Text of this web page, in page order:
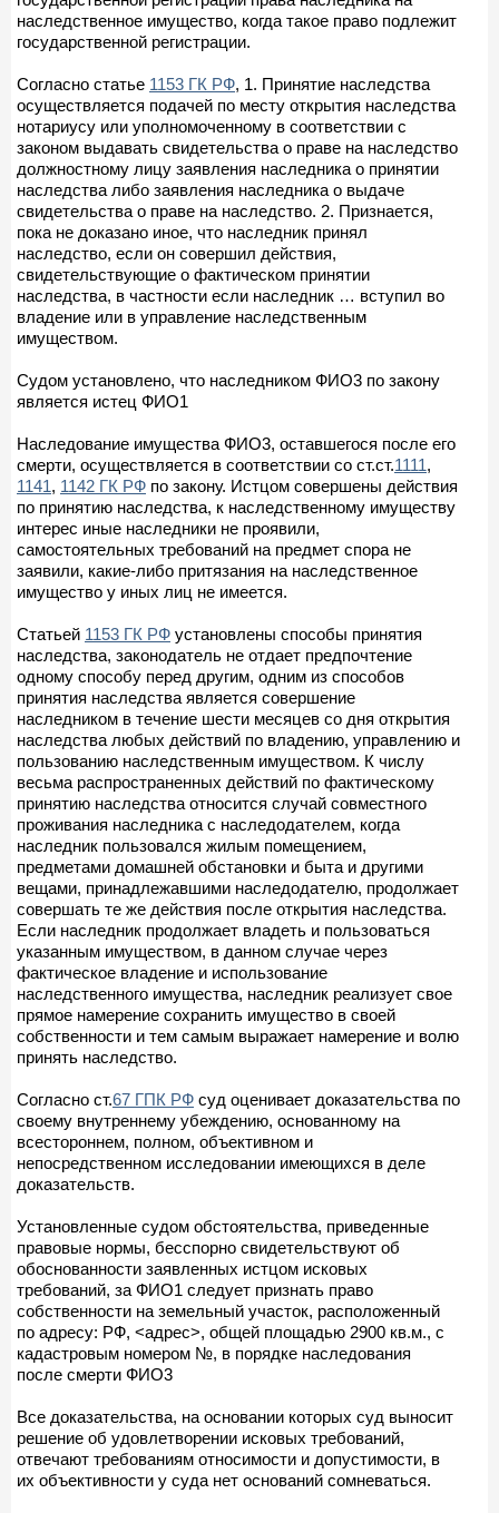
наследственное имущество, когда такое право подлежит
государственной регистрации.
Согласно статье 1153 ГК РФ, 1. Принятие наследства
осуществляется подачей по месту открытия наследства
нотариусу или уполномоченному в соответствии с
законом выдавать свидетельства о праве на наследство
должностному лицу заявления наследника о принятии
наследства либо заявления наследника о выдаче
свидетельства о праве на наследство. 2. Признается,
пока не доказано иное, что наследник принял
наследство, если он совершил действия,
свидетельствующие о фактическом принятии
наследства, в частности если наследник … вступил во
владение или в управление наследственным
имуществом.
Судом установлено, что наследником ФИО3 по закону
является истец ФИО1
Наследование имущества ФИО3, оставшегося после его
смерти, осуществляется в соответствии со ст.ст.1111,
1141, 1142 ГК РФ по закону. Истцом совершены действия
по принятию наследства, к наследственному имуществу
интерес иные наследники не проявили,
самостоятельных требований на предмет спора не
заявили, какие-либо притязания на наследственное
имущество у иных лиц не имеется.
Статьей 1153 ГК РФ установлены способы принятия
наследства, законодатель не отдает предпочтение
одному способу перед другим, одним из способов
принятия наследства является совершение
наследником в течение шести месяцев со дня открытия
наследства любых действий по владению, управлению и
пользованию наследственным имуществом. К числу
весьма распространенных действий по фактическому
принятию наследства относится случай совместного
проживания наследника с наследодателем, когда
наследник пользовался жилым помещением,
предметами домашней обстановки и быта и другими
вещами, принадлежавшими наследодателю, продолжает
совершать те же действия после открытия наследства.
Если наследник продолжает владеть и пользоваться
указанным имуществом, в данном случае через
фактическое владение и использование
наследственного имущества, наследник реализует свое
прямое намерение сохранить имущество в своей
собственности и тем самым выражает намерение и волю
принять наследство.
Согласно ст.67 ГПК РФ суд оценивает доказательства по
своему внутреннему убеждению, основанному на
всестороннем, полном, объективном и
непосредственном исследовании имеющихся в деле
доказательств.
Установленные судом обстоятельства, приведенные
правовые нормы, бесспорно свидетельствуют об
обоснованности заявленных истцом исковых
требований, за ФИО1 следует признать право
собственности на земельный участок, расположенный
по адресу: РФ, <адрес>, общей площадью 2900 кв.м., с
кадастровым номером №, в порядке наследования
после смерти ФИО3
Все доказательства, на основании которых суд выносит
решение об удовлетворении исковых требований,
отвечают требованиям относимости и допустимости, в
их объективности у суда нет оснований сомневаться.